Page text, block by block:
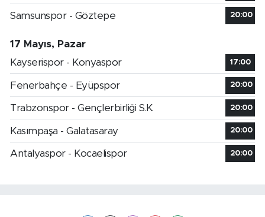
Samsunspor - Göztepe 20:00
17 Mayıs, Pazar
Kayserispor - Konyaspor
17:00
Fenerbahçe - Eyüpspor 20:00
Trabzonspor - Gençlerbirliği S.K. 20:00
Kasımpaşa - Galatasaray 20:00
Antalyaspor - Kocaelispor 20:00